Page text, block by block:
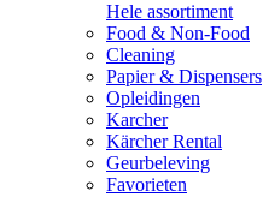
Hele assortiment
Food & Non-Food
Cleaning
Papier & Dispensers
Opleidingen
Karcher
Kärcher Rental
Geurbeleving
Favorieten